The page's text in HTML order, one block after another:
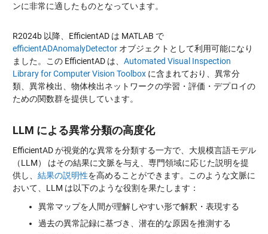
ンに非常に適したものとなっています。
R2024b 以降、EfficientAD は MATLAB で
efficientADAnomalyDetectorオブジェクトとして利用可能になり
ました。この EfficientAD は、 Automated Visual Inspection
Library for Computer Vision Toolboxに含まれており、異常分
類、異常検出、物体検出ネットワークの学習・評価・デプロイの
ための関数群を提供しています。
LLM による異常分類の高度化
EfficientAD が視覚的な異常を分類する一方で、大規模言語モデル
（LLM） はその結果に文脈を与え、専門領域に応じた説明を提
供し、 結果の説明性を高めることができます。このような文脈に
おいて、LLM は以下のような役割を果たします：
異常マップを人間が理解しやすい形で解釈・表現する
過去の異常記録に基づき、潜在的な原因を推測する